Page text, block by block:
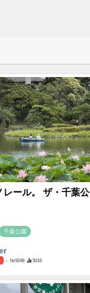
レール。 ザ・千葉公
千葉公園
- №9248 5016